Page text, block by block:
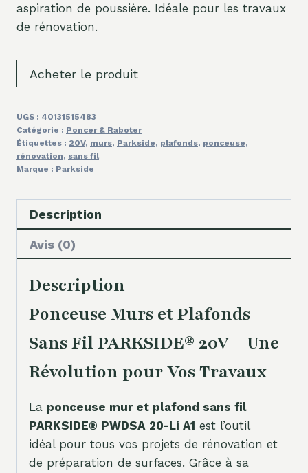
aspiration de poussière. Idéale pour les travaux
de rénovation.
Acheter le produit
UGS : 40131515483
Catégorie : Poncer & Raboter
Étiquettes : 20V, murs, Parkside, plafonds, ponceuse,
rénovation, sans fil
Marque : Parkside
Description
Avis (0)
Description
Ponceuse Murs et Plafonds
Sans Fil PARKSIDE® 20V – Une
Révolution pour Vos Travaux
La ponceuse mur et plafond sans fil
PARKSIDE® PWDSA 20-Li A1 est l’outil
idéal pour tous vos projets de rénovation et
de préparation de surfaces. Grâce à sa